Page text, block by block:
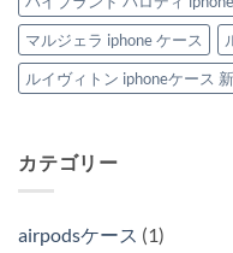
マルジェラ iphone ケース
ルイヴィトン iphoneケース
カテゴリー
airpodsケース (1)